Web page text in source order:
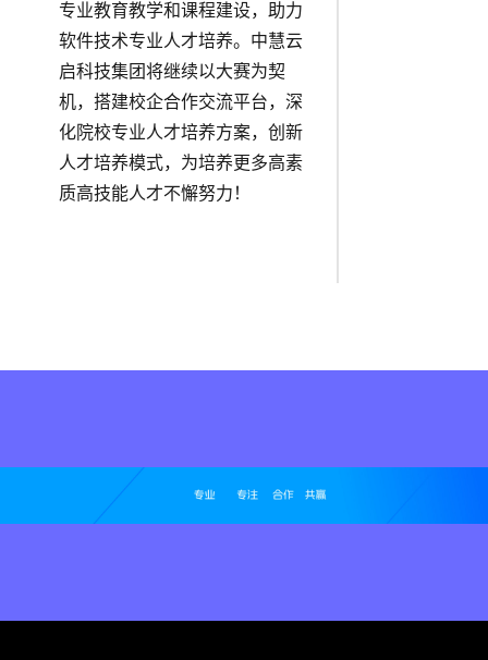
专业教育教学和课程建设，助力
软件技术专业人才培养。中慧云
启科技集团将继续以大赛为契
机，搭建校企合作交流平台，深
化院校专业人才培养方案，创新
人才培养模式，为培养更多高素
质高技能人才不懈努力！